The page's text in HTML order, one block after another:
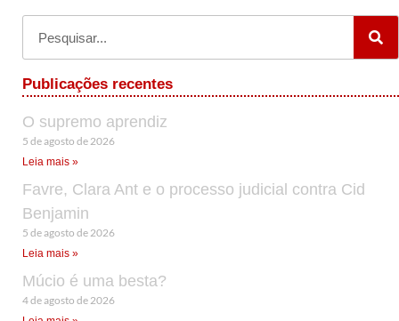
Publicações recentes
O supremo aprendiz
5 de agosto de 2026
Leia mais »
Favre, Clara Ant e o processo judicial contra Cid
Benjamin
5 de agosto de 2026
Leia mais »
Múcio é uma besta?
4 de agosto de 2026